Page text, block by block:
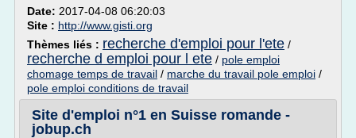
Date: 2017-04-08 06:20:03
Site : http://www.gisti.org
Thèmes liés : recherche d'emploi pour l'ete /
recherche d emploi pour l ete / pole emploi
chomage temps de travail / marche du travail pole emploi /
pole emploi conditions de travail
Site d'emploi n°1 en Suisse romande -
jobup.ch